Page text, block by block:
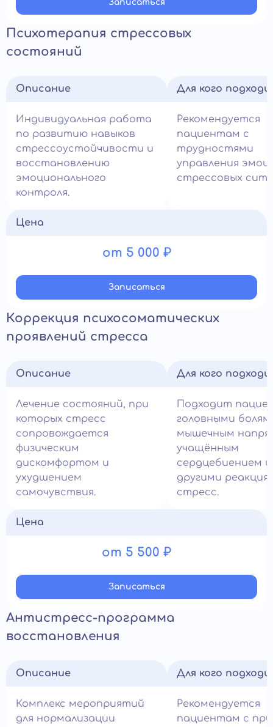
Записатьcя
Психотерапия стрессовых
состояний
Описание
Индивидуальная работа
по развитию навыков
стрессоустойчивости и
восстановлению
эмоционального
контроля.
Для кого
Рекомендуется
пациентам с
трудностями
управления
стрессовых
Цена
от 5 000 ₽
Записатьcя
Коррекция психосоматических
проявлений стресса
Описание
Лечение состояний, при
которых стресс
сопровождается
физическим
дискомфортом и
ухудшением
самочувствия.
Для кого
Подходит
головными
мышечным
учащённым
сердцебиением и
другими
стресс.
Цена
от 5 500 ₽
Записатьcя
Антистресс-программа
восстановления
Описание
Комплекс мероприятий
для нормализации
Для кого
Рекомендуется
пациентам с